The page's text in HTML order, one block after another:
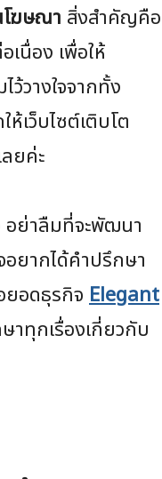
โฆษณา สิ่งสำคัญคือ
เนื่อง เพื่อให้
ว้วางใจจากทั้ง
เว็บไซต์เติบโต
ยค่ะ
อย่าลืมที่จะพัฒนา
อยากได้คำปรึกษา
ยอดธุรกิจ Elegant
าทุกเรื่องเกี่ยวกับ